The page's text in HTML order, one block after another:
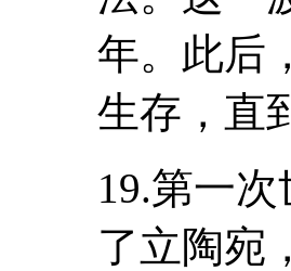
年。此后
生存，直
19.第一
了立陶宛